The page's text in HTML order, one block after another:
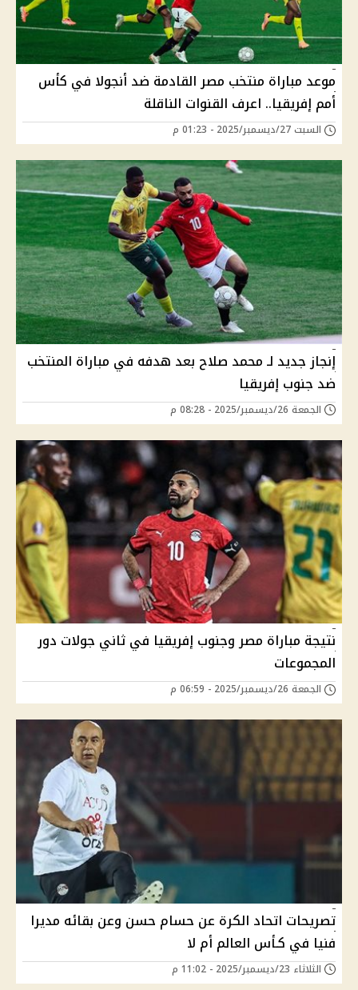
موعد مباراة منتخب مصر القادمة ضد أنجولا في كأس
أمم إفريقيا.. اعرف القنوات الناقلة
السبت 27/ديسمبر/2025 - 01:23 م
إنجاز جديد لـ محمد صلاح بعد هدفه في مباراة المنتخب
ضد جنوب إفريقيا
الجمعة 26/ديسمبر/2025 - 08:28 م
نتيجة مباراة مصر وجنوب إفريقيا في ثاني جولات دور
المجموعات
الجمعة 26/ديسمبر/2025 - 06:59 م
تصريحات اتحاد الكرة عن حسام حسن وعن بقائه مديرا
فنيا في كـأس العالم أم لا
الثلاثاء 23/ديسمبر/2025 - 11:02 م